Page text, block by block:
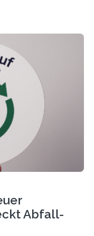
nun eine große
damit, wie ein
dieser Prozess
Licht für
Oldenburg für
Euro. „Wir
Abfall-